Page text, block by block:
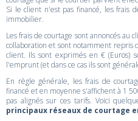
Si le client n'est pas financé, les frais
immobilier.
Les frais de courtage sont annoncés
collaboration et sont notamment repris
client. Ils sont exprimés en € (Euros)
l'emprunt (et dans ce cas ils sont
En règle générale, les frais de
financé et en moyenne s'affichent à 1
pas alignés sur ces tarifs. Voici
principaux réseaux de courtage